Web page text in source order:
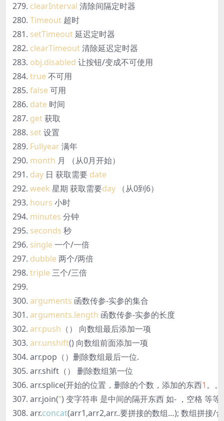
clearInterval 清除间隔定时器
Timeout 超时
setTimeout延迟定时器
clearTimeout清除延迟定时器
obj.disabled 让按钮/变成不可使用
true 不可用
false 可用
date 时间
get获取
set设置
Fullyear满年
month 月 （从0月开始）
day 日 获取需要 date
week 星期 获取需要day （从0到6）
hours 小时
minutes 分钟
seconds 秒
single 一个/一倍
dubble 两个/两倍
triple 三个/三倍
arguments 函数传参-实参的集合
arguments.length 函数传参-实参的长度
arr.push （） 向数组最后添加一项
arr.unshift() 向数组前面添加一项
arr.pop（）删除数组最后一位.
arr.shift（） 删除数组第一位
arr.splice(开始的位置，删除的个数，添加的东西1。
arr.join(”) 变字符串 是中间的隔开东西 如- ，空格 等等
arr.concat(arr1,arr2,arr..要拼接的数组…); 数组拼接/